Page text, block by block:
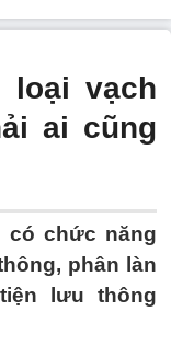
loại vạch
ai cũng
có chức năng
phân làn
lưu thông